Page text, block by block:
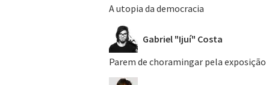
A utopia da democracia
Gabriel "Ijuí" Costa
Parem de choramingar pela exposição